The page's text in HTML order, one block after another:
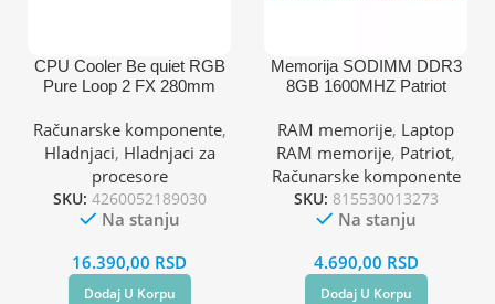
CPU Cooler Be quiet RGB
Pure Loop 2 FX 280mm
(AM4,AM5,1700,1200,2066,
1150,1151,1155,2011)
Računarske komponente,
Hladnjaci, Hladnjaci za
procesore
SKU: 4260052189030
Na stanju
16.390,00 RSD
Dodaj U Korpu
Memorija SODIMM DDR3
8GB 1600MHZ Patriot
RAM memorije, Laptop
RAM memorije, Patriot,
Računarske komponente
SKU: 815530013273
Na stanju
4.690,00 RSD
Dodaj U Korpu